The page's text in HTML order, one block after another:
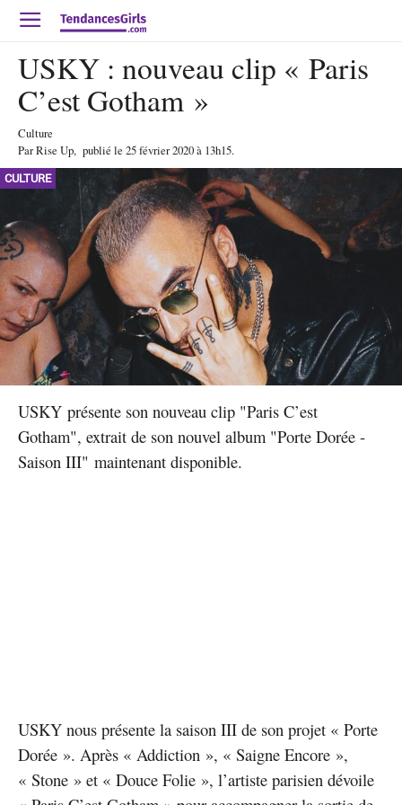
USKY : nouveau clip « Paris
C’est Gotham »
Culture
ParRise Up, publié le 25 février 2020à 13h15.
CULTURE
USKY présente son nouveau clip "Paris C’est
Gotham", extrait de son nouvel album "Porte Dorée -
Saison III" maintenant disponible.
USKY nous présente la saison III de son projet « Porte
Dorée ». Après « Addiction », « Saigne Encore »,
« Stone » et « Douce Folie », l’artiste parisien dévoile